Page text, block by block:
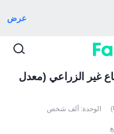
عرض
غير الزراعي (معدل
الوحدة: ألف شخص